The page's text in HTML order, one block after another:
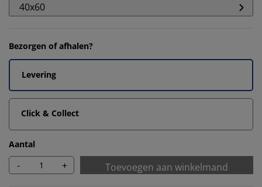
40x60
Bezorgen of afhalen?
Levering
Click & Collect
Aantal
- + Toevoegen aan winkelmand